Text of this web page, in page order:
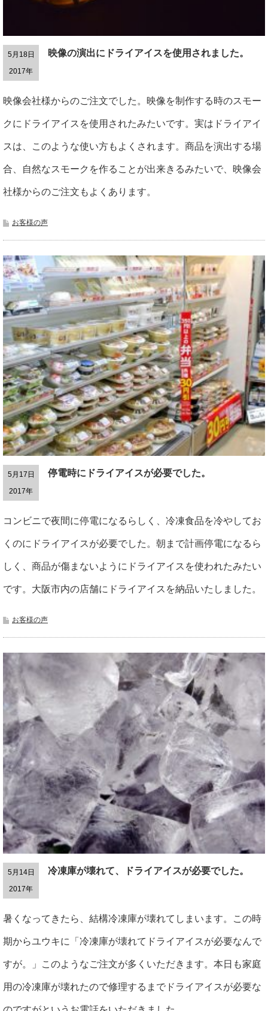
5月18日
2017年
映像の演出にドライアイスを使用されました。
映像会社様からのご注文でした。映像を制作する時のスモー
クにドライアイスを使用されたみたいです。実はドライアイ
スは、このような使い方もよくされます。商品を演出する場
合、自然なスモークを作ることが出来きるみたいで、映像会
社様からのご注文もよくあります。
お客様の声
5月17日
2017年
停電時にドライアイスが必要でした。
コンビニで夜間に停電になるらしく、冷凍食品を冷やしてお
くのにドライアイスが必要でした。朝まで計画停電になるら
しく、商品が傷まないようにドライアイスを使われたみたい
です。大阪市内の店舗にドライアイスを納品いたしました。
お客様の声
5月14日
2017年
冷凍庫が壊れて、ドライアイスが必要でした。
暑くなってきたら、結構冷凍庫が壊れてしまいます。この時
期からユウキに「冷凍庫が壊れてドライアイスが必要なんで
すが。」このようなご注文が多くいただきます。本日も家庭
用の冷凍庫が壊れたので修理するまでドライアイスが必要な